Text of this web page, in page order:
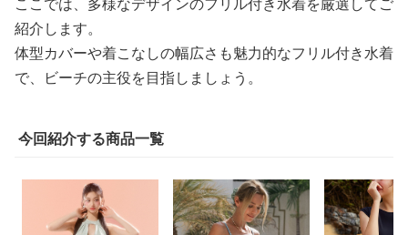
紹介します。
体型カバーや着こなしの幅広さも魅力的なフリル付き水着
で、ビーチの主役を目指しましょう。
今回紹介する商品一覧